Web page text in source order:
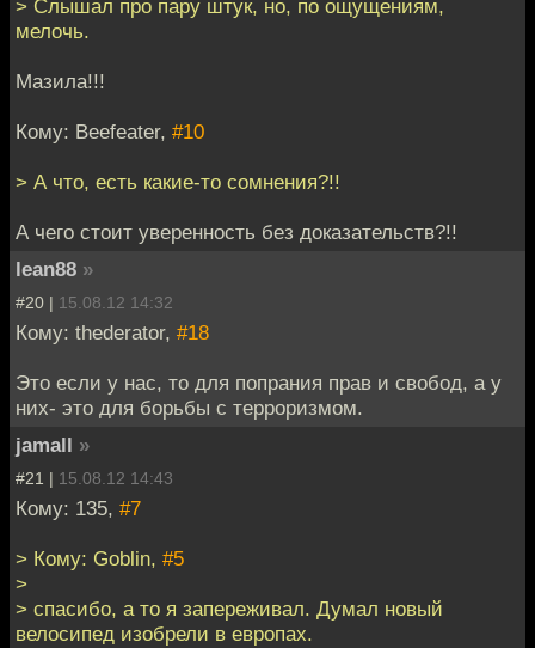
> Слышал про пару штук, но, по ощущениям,
мелочь.
Мазила!!!
Кому: Beefeater, #10
> А что, есть какие-то сомнения?!!
А чего стоит уверенность без доказательств?!!
lean88 »
#20 | 15.08.12 14:32
Кому: thederator, #18
Это если у нас, то для попрания прав и свобод, а у
них- это для борьбы с терроризмом.
jamall »
#21 | 15.08.12 14:43
Кому: 135, #7
> Кому: Goblin, #5
>
> спасибо, а то я запереживал. Думал новый
велосипед изобрели в европах.